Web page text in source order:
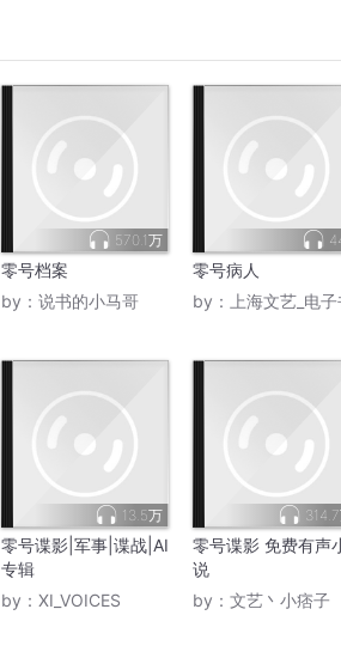
570.1万
零号档案
by： 说书的小马哥
零号病人
by：
上海文艺_电子
13.5万
零号谍影|军事|谍战|AI
专辑
by： XI_VOICES
零号谍影 免费有声
说
by： 文艺丶小痞子